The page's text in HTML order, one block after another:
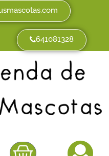
641081328